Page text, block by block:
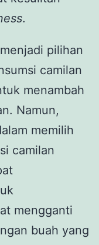
.
pilihan
camilan
menambah
Namun,
memilih
camilan
mengganti
buah yang